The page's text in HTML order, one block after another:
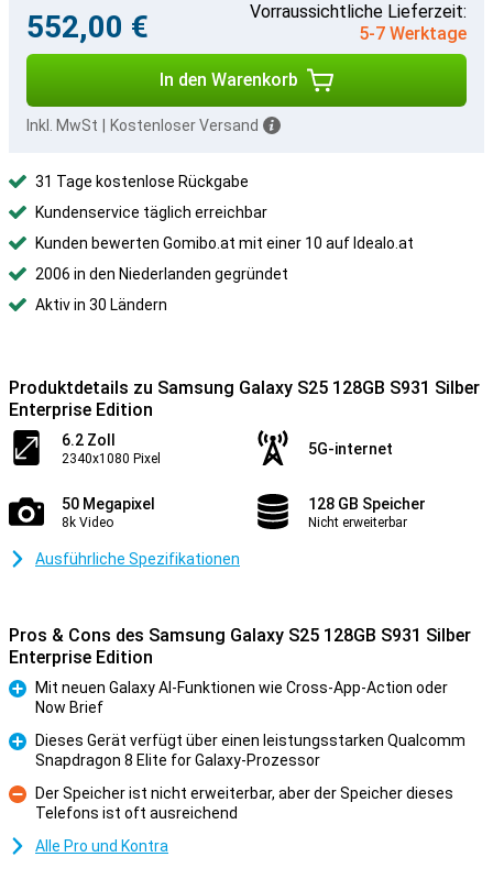
552,00 €
Vorraussichtliche Lieferzeit:
5-7 Werktage
In den Warenkorb
Inkl. MwSt Kostenloser Versand
31 Tage kostenlose Rückgabe
Kundenservice täglich erreichbar
Kunden bewerten Gomibo.at mit einer 10 auf Idealo.at
2006 in den Niederlanden gegründet
Aktiv in 30 Ländern
Produktdetails zu Samsung Galaxy S25 128GB S931 Silber
Enterprise Edition
6.2 Zoll
2340x1080 Pixel
5G-internet
50 Megapixel
8k Video
128 GB Speicher
Nicht erweiterbar
Ausführliche Spezifikationen
Pros & Cons des Samsung Galaxy S25 128GB S931 Silber
Enterprise Edition
Mit neuen Galaxy AI-Funktionen wie Cross-App-Action oder
Now Brief
Dieses Gerät verfügt über einen leistungsstarken Qualcomm
Snapdragon 8 Elite for Galaxy-Prozessor
Kontra
Der Speicher ist nicht erweiterbar, aber der Speicher dieses
Telefons ist oft ausreichend
Alle Pro und Kontra